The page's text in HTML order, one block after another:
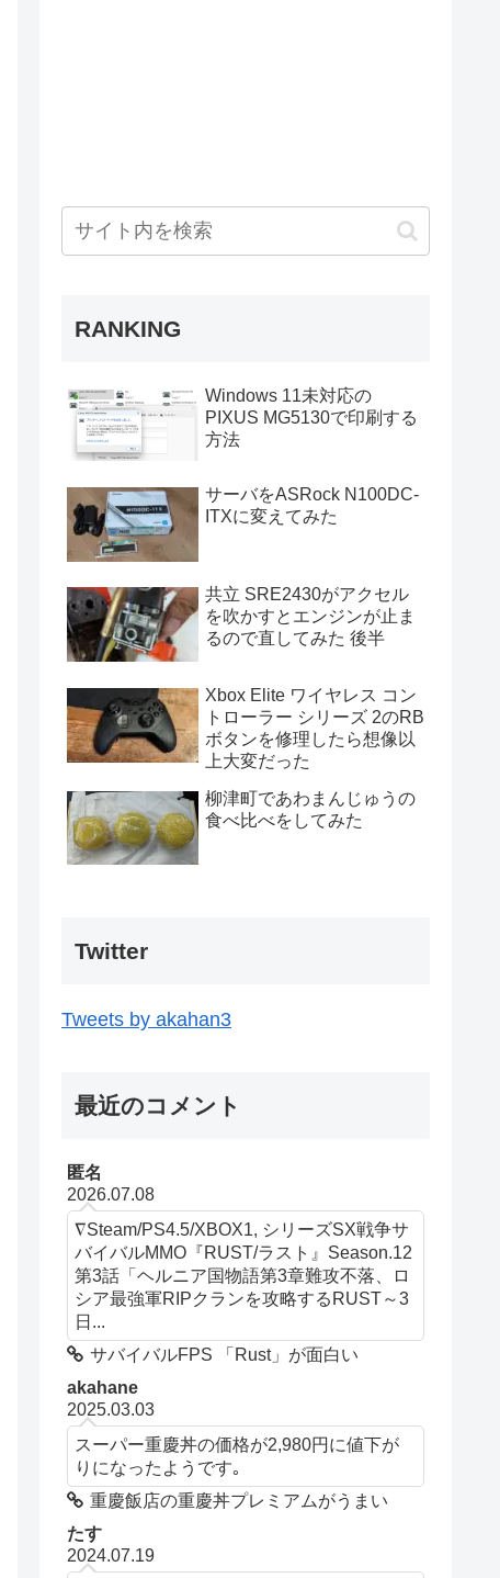
RANKING
Windows 11未対応の
PIXUS MG5130で印刷する
方法
サーバをASRock N100DC-
ITXに変えてみた
共立 SRE2430がアクセル
を吹かすとエンジンが止ま
るので直してみた 後半
Xbox Elite ワイヤレス コン
トローラー シリーズ 2のRB
ボタンを修理したら想像以
上大変だった
柳津町であわまんじゅうの
食べ比べをしてみた
Twitter
Tweets by akahan3
最近のコメント
匿名
2026.07.08
∇Steam/PS4.5/XBOX1, シリーズSX戦争サ
バイバルMMO『RUST/ラスト』Season.12
第3話「ヘルニア国物語第3章難攻不落、ロ
シア最強軍RIPクランを攻略するRUST～3
日...
サバイバルFPS 「Rust」が面白い
akahane
2025.03.03
スーパー重慶丼の価格が2,980円に値下が
りになったようです｡
重慶飯店の重慶丼プレミアムがうまい
たす
2024.07.19